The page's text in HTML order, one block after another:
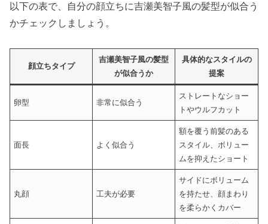
以下の表で、自分の顔立ちに吉瀬美智子風の髪型が似合う
かチェックしましょう。
顔立ちタイプ
吉瀬美智子風の髪型
が似合うか
具体的なスタイルの
提案
卵型 非常に似合う
ストレートなショー
トやウルフカット
面長 よく似合う
額を覆う前髪のある
スタイル、ボリュー
ムを抑えたショート
丸顔 工夫が必要
サイドにボリューム
を持たせ、顔まわり
を柔らかくカバー